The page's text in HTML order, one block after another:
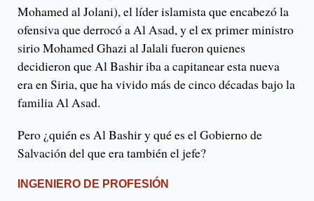
Mohamed al Jolani), el líder islamista que encabezó la
ofensiva que derrocó a Al Asad, y el ex primer ministro
sirio Mohamed Ghazi al Jalali fueron quienes
decidieron que Al Bashir iba a capitanear esta nueva
era en Siria, que ha vivido más de cinco décadas bajo la
familia Al Asad.
Pero ¿quién es Al Bashir y qué es el Gobierno de
Salvación del que era también el jefe?
INGENIERO DE PROFESIÓN